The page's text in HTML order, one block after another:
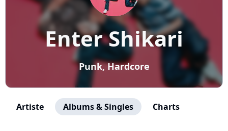
Enter Shikari
Punk, Hardcore
Artiste Albums & Singles Charts